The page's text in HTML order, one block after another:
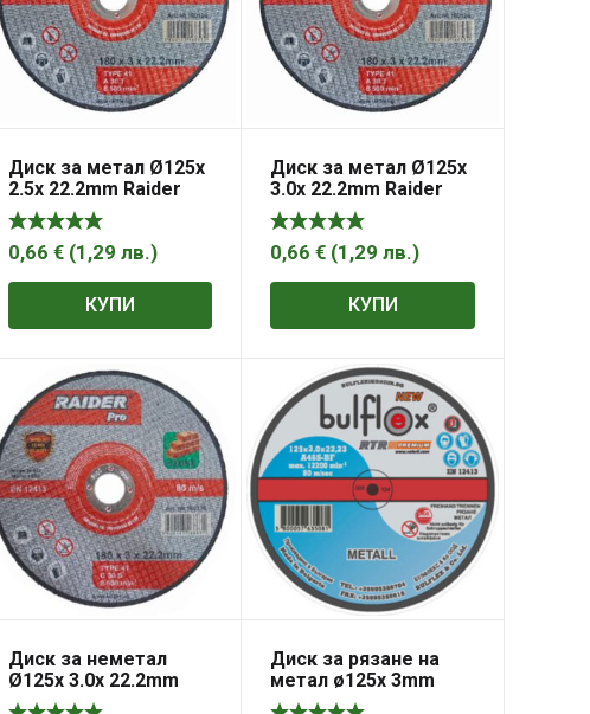
Диск за метал Ø125х
2.5х 22.2mm Raider
0,66 € (1,29 лв.)
КУПИ
Диск за метал Ø125х
3.0х 22.2mm Raider
0,66€ (1,29лв.)
КУПИ
Диск за неметал
Ø125х 3.0х 22.2mm
Raider Pro
Диск за рязане на
метал ø125x 3mm
Bulfex